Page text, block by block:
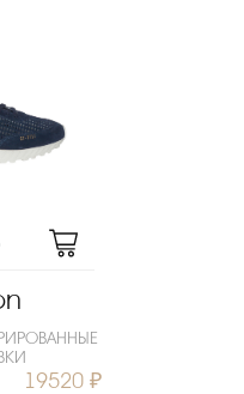
19520 ₽